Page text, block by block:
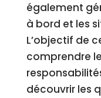
également
à bord et les
L’objectif de
comprendre
découvrir les